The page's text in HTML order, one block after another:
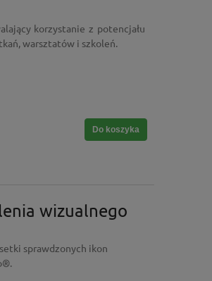
korzystanie z potencjału
warsztatów i szkoleń.
Do koszyka
wizualnego
sprawdzonych ikon